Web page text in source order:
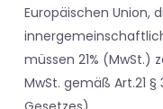
Europäischen Union,
müssen 21%
MwSt. gemäß Art.21